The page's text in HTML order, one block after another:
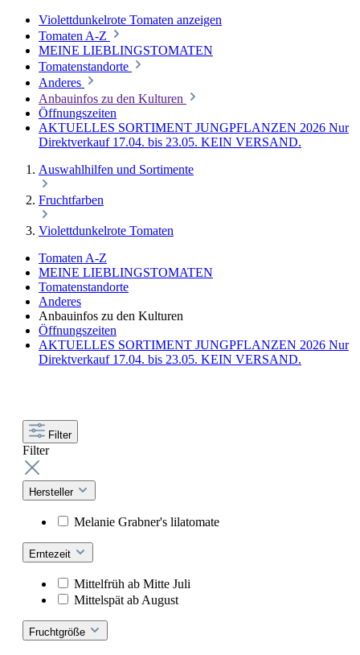
Violettdunkelrote Tomaten anzeigen
Tomaten A-Z
MEINE LIEBLINGSTOMATEN
Tomatenstandorte
Anderes
Anbauinfos zu den Kulturen
Öffnungszeiten
AKTUELLES SORTIMENT JUNGPFLANZEN 2026 Nur
Direktverkauf 17.04. bis 23.05. KEIN VERSAND.
Auswahlhilfen und Sortimente
Fruchtfarben
Violettdunkelrote Tomaten
Tomaten A-Z
MEINE LIEBLINGSTOMATEN
Tomatenstandorte
Anderes
Anbauinfos zu den Kulturen
Öffnungszeiten
AKTUELLES SORTIMENT JUNGPFLANZEN 2026 Nur
Direktverkauf 17.04. bis 23.05. KEIN VERSAND.
Filter
Filter
Hersteller
Melanie Grabner's lilatomate
Erntezeit
Mittelfrüh ab Mitte Juli
Mittelspät ab August
Fruchtgröße